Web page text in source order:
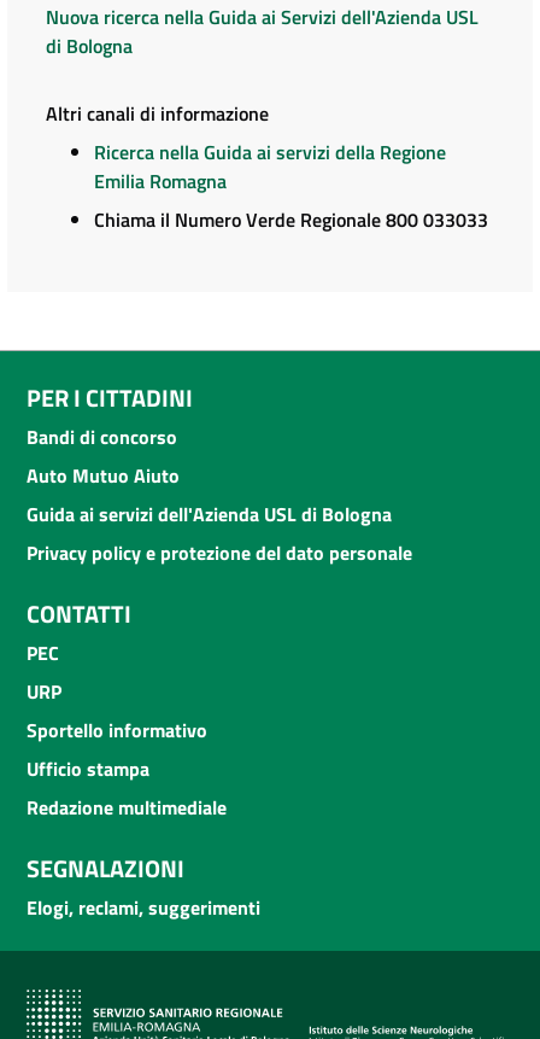
Nuova ricerca nella Guida ai Servizi dell'Azienda USL
di Bologna
Altri canali di informazione
Ricerca nella Guida ai servizi della Regione
Emilia Romagna
Chiama il Numero Verde Regionale 800 033033
PER I CITTADINI
Bandi di concorso
Auto Mutuo Aiuto
Guida ai servizi dell'Azienda USL di Bologna
Privacy policy e protezione del dato personale
CONTATTI
PEC
URP
Sportello informativo
Ufficio stampa
Redazione multimediale
SEGNALAZIONI
Elogi, reclami, suggerimenti